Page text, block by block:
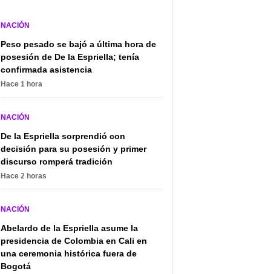
NACIÓN
Peso pesado se bajó a última hora de
posesión de De la Espriella; tenía
confirmada asistencia
Hace 1 hora
NACIÓN
De la Espriella sorprendió con
decisión para su posesión y primer
discurso romperá tradición
Hace 2 horas
NACIÓN
Abelardo de la Espriella asume la
presidencia de Colombia en Cali en
una ceremonia histórica fuera de
Bogotá